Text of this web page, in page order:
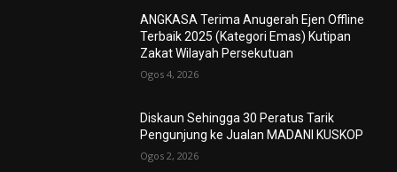
ANGKASA Terima Anugerah Ejen Offline
Terbaik 2025 (Kategori Emas) Kutipan
Zakat Wilayah Persekutuan
Ogos 4, 2026
Diskaun Sehingga 30 Peratus Tarik
Pengunjung ke Jualan MADANI KUSKOP
Ogos 2, 2026